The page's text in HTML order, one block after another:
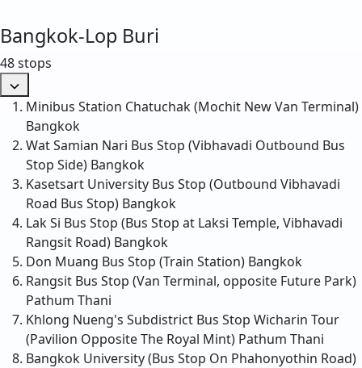
Bangkok-Lop Buri
48 stops
Minibus Station Chatuchak (Mochit New Van Terminal)
Bangkok
Wat Samian Nari Bus Stop (Vibhavadi Outbound Bus
Stop Side) Bangkok
Kasetsart University Bus Stop (Outbound Vibhavadi
Road Bus Stop) Bangkok
Lak Si Bus Stop (Bus Stop at Laksi Temple, Vibhavadi
Rangsit Road) Bangkok
Don Muang Bus Stop (Train Station) Bangkok
Rangsit Bus Stop (Van Terminal, opposite Future Park)
Pathum Thani
Khlong Nueng's Subdistrict Bus Stop Wicharin Tour
(Pavilion Opposite The Royal Mint) Pathum Thani
Bangkok University (Bus Stop On Phahonyothin Road)